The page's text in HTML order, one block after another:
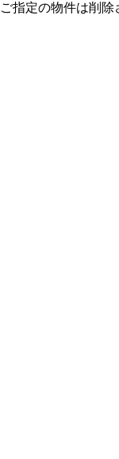
ご指定の物件は削除